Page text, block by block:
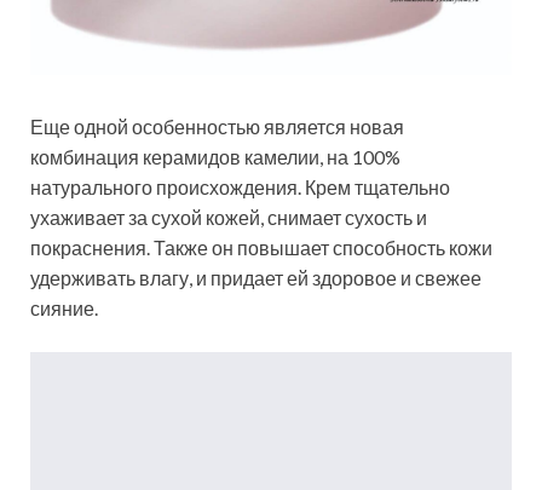
Еще одной особенностью является новая
комбинация керамидов камелии, на 100%
натурального происхождения. Крем тщательно
ухаживает за сухой кожей, снимает сухость и
покраснения. Также он повышает способность кожи
удерживать влагу, и придает ей здоровое и свежее
сияние.